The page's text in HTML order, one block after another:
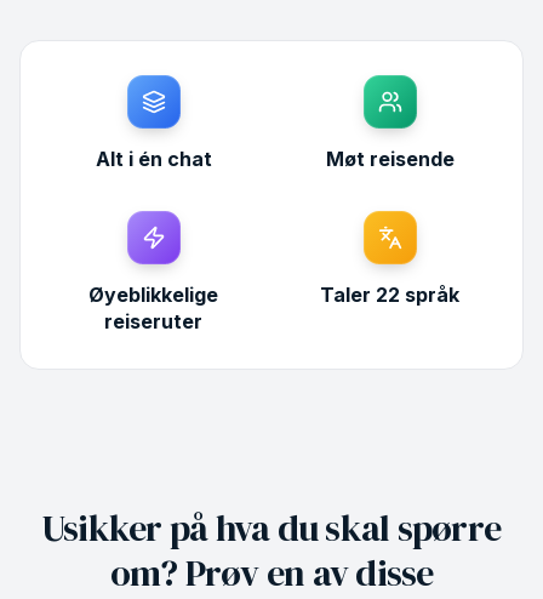
Alt i én chat Møt reisende
Øyeblikkelige
reiseruter
Taler 22 språk
Usikker på hva du skal spørre
om? Prøv en av disse